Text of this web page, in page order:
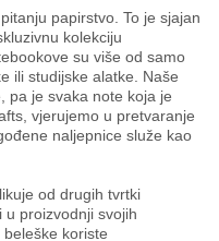
papirstvo. To je sjajan
kolekciju
su više od samo
ili studijske alatke. Naše
pa je svaka note koja je
vjerujemo u pretvaranje
naljepnice služe kao
od drugih tvrtki
u proizvodnji svojih
koriste